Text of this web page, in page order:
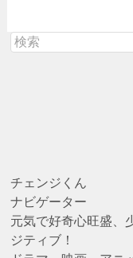
チェンジくん
ナビゲーター
元気で好奇心旺盛、
ジティブ！